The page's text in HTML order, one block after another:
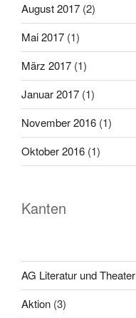
August 2017 (2)
Mai 2017 (1)
März 2017 (1)
Januar 2017 (1)
November 2016 (1)
Oktober 2016 (1)
Kanten
AG Literatur und Theater
Aktion (3)